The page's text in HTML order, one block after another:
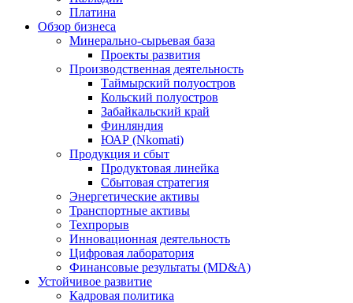
Платина
Обзор бизнеса
Минерально-сырьевая база
Проекты развития
Производственная деятельность
Таймырский полуостров
Кольский полуостров
Забайкальский край
Финляндия
ЮАР (Nkomati)
Продукция и сбыт
Продуктовая линейка
Сбытовая стратегия
Энергетические активы
Транспортные активы
Техпрорыв
Инновационная деятельность
Цифровая лаборатория
Финансовые результаты (MD&A)
Устойчивое развитие
Кадровая политика